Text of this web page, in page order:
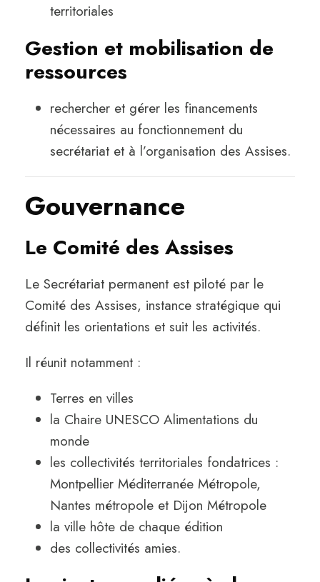
territoriales
Gestion et mobilisation de
ressources
rechercher et gérer les financements
nécessaires au fonctionnement du
secrétariat et à l’organisation des Assises.
Gouvernance
Le Comité des Assises
Le Secrétariat permanent est piloté par le
Comité des Assises, instance stratégique qui
définit les orientations et suit les activités.
Il réunit notamment :
Terres en villes
la Chaire UNESCO Alimentations du
monde
les collectivités territoriales fondatrices :
Montpellier Méditerranée Métropole,
Nantes métropole et Dijon Métropole
la ville hôte de chaque édition
des collectivités amies.